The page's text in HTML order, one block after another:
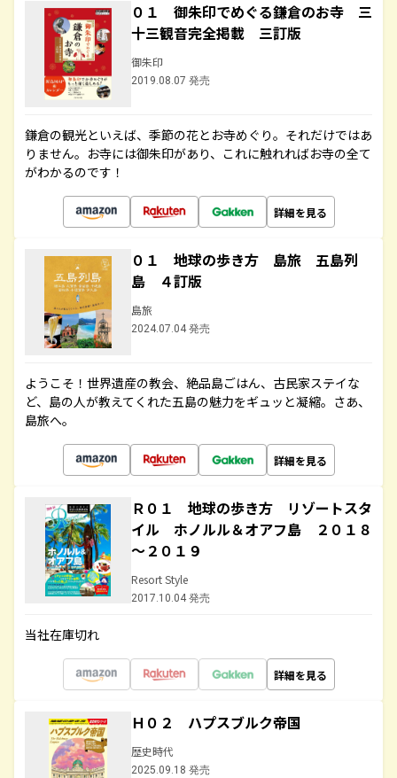
０１ 御朱印でめぐる鎌倉のお寺 三
十三観音完全掲載 三訂版
御朱印
2019.08.07 発売
鎌倉の観光といえば、季節の花とお寺めぐり。それだけではあ
りません。お寺には御朱印があり、これに触れればお寺の全て
がわかるのです！
詳細を見る
０１ 地球の歩き方 島旅 五島列
島 ４訂版
島旅
2024.07.04 発売
ようこそ！世界遺産の教会、絶品島ごはん、古民家ステイな
ど、島の人が教えてくれた五島の魅力をギュッと凝縮。さあ、
島旅へ。
詳細を見る
Ｒ０１ 地球の歩き方 リゾートスタ
イル ホノルル＆オアフ島 ２０１８
～２０１９
Resort Style
2017.10.04 発売
当社在庫切れ
詳細を見る
Ｈ０２ ハプスブルク帝国
歴史時代
2025.09.18 発売